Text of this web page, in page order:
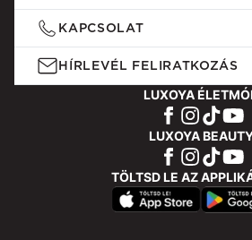
KAPCSOLAT
HÍRLEVÉL FELIRATKOZÁS
LUXOYA
LUXOYA
TÖLTSD LE AZ